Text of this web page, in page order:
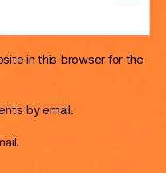
in this browser for the
by email.